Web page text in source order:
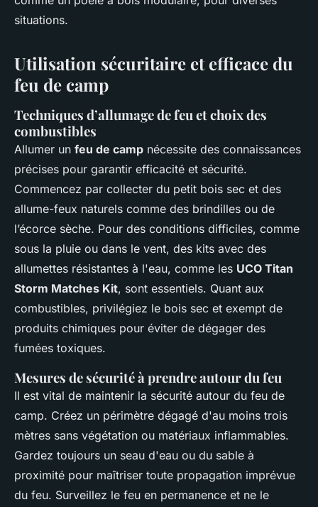
situations.
Utilisation sécuritaire et efficace du
feu de camp
Techniques d’allumage de feu et choix des
combustibles
Allumer un feu de camp nécessite des connaissances
précises pour garantir efficacité et sécurité.
Commencez par collecter du petit bois sec et des
allume-feux naturels comme des brindilles ou de
l’écorce sèche. Pour des conditions difficiles, comme
sous la pluie ou dans le vent, des kits avec des
allumettes résistantes à l'eau, comme les UCO Titan
Storm Matches Kit, sont essentiels. Quant aux
combustibles, privilégiez le bois sec et exempt de
produits chimiques pour éviter de dégager des
fumées toxiques.
Mesures de sécurité à prendre autour du feu
Il est vital de maintenir la sécurité autour du feu de
camp. Créez un périmètre dégagé d'au moins trois
mètres sans végétation ou matériaux inflammables.
Gardez toujours un seau d'eau ou du sable à
proximité pour maîtriser toute propagation imprévue
du feu. Surveillez le feu en permanence et ne le